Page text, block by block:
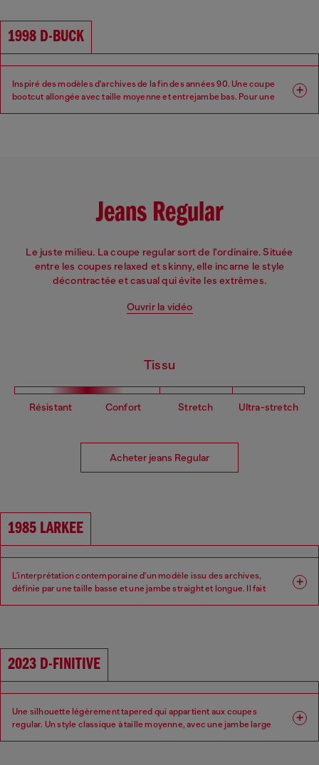
Taille : Basse
1998 D-BUCK
Inspiré des modèles d'archives de la fin des années 90. Une coupe
bootcut allongée avec taille moyenne et entrejambe bas. Pour une
Jeans Regular
Le juste milieu. La coupe regular sort de l'ordinaire. Située
entre les coupes relaxed et skinny, elle incarne le style
décontractée et casual qui évite les extrêmes.
Ouvrir la vidéo
Tissu
Résistant Confort Stretch Ultra-stretch
Acheter jeans Regular
1985 LARKEE
L'interprétation contemporaine d'un modèle issu des archives,
définie par une taille basse et une jambe straight et longue. Il fait
Taille : Basse
2023 D-FINITIVE
Une silhouette légèrement tapered qui appartient aux coupes
regular. Un style classique à taille moyenne, avec une jambe large